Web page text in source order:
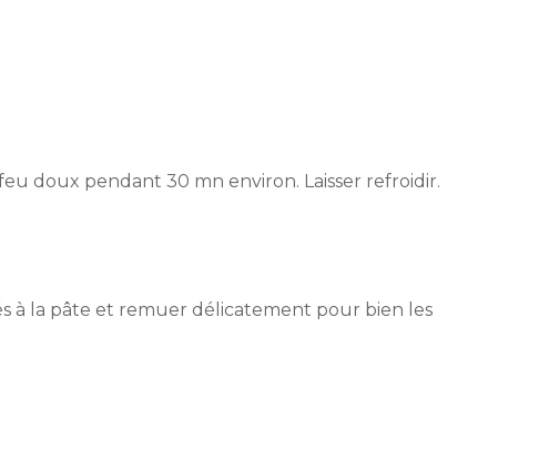
doux pendant 30 mn environ. Laisser refroidir.
à la pâte et remuer délicatement pour bien les